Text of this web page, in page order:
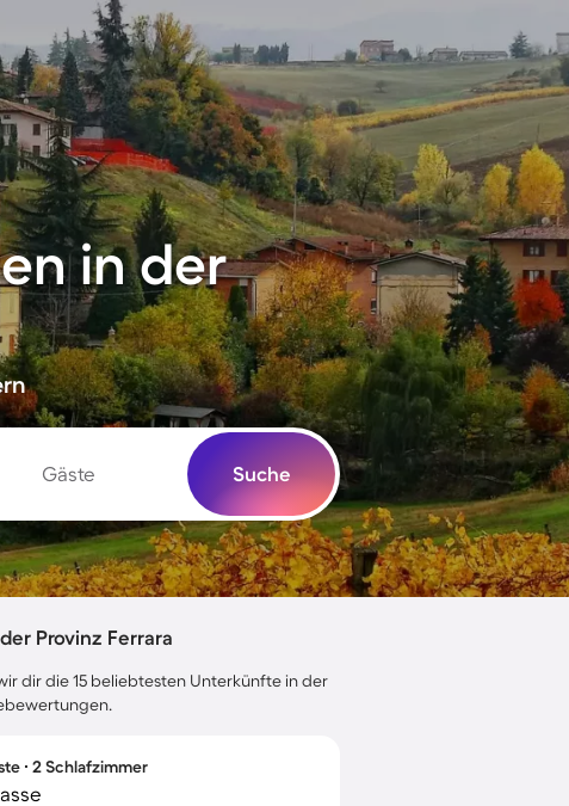
in der
Gäste Suche
Provinz Ferrara
dir die 15 beliebtesten Unterkünfte in der
∙ 2 Schlafzimmer